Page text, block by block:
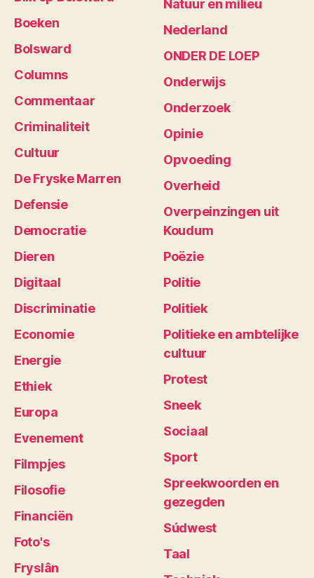
Boeken
Bolsward
Columns
Commentaar
Criminaliteit
Cultuur
De Fryske Marren
Defensie
Democratie
Dieren
Digitaal
Discriminatie
Economie
Energie
Ethiek
Europa
Evenement
Filmpjes
Filosofie
Financiën
Foto's
Fryslân
Natuur en milieu
Nederland
ONDER DE LOEP
Onderwijs
Onderzoek
Opinie
Opvoeding
Overheid
Overpeinzingen uit
Koudum
Poëzie
Politie
Politiek
Politieke en ambtelijke
cultuur
Protest
Sneek
Sociaal
Sport
Spreekwoorden en
gezegden
Súdwest
Taal